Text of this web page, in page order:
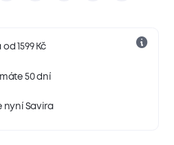
1599 Kč
50 dní
nyní Savira